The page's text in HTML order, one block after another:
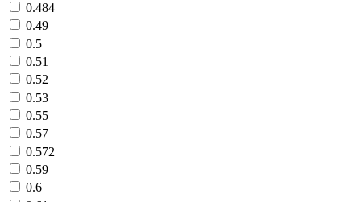
0.484
0.49
0.5
0.51
0.52
0.53
0.55
0.57
0.572
0.59
0.6